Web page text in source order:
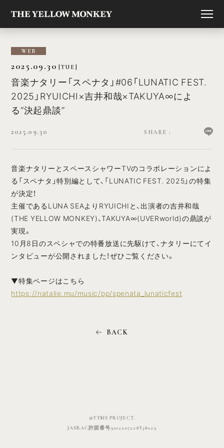
WEB
2025.09.30 [TUE]
音楽ナタリー「スペナタ」#06「LUNATIC FEST.
2025」RYUICHI×吉井和哉×TAKUYA∞によ
る“決起鼎談”
2025.09.30
音楽ナタリーとスペースシャワーTVのコラボレーションによ
る「スペナタ」特別編として、「LUNATIC FEST. 2025」の特集
が決定！
主催であるLUNA SEAよりRYUICHIと、出演者の吉井和哉
(THE YELLOW MONKEY)、TAKUYA∞(UVERworld)の鼎談が
実現。
10月8日のスペシャでの特番放送に先駆けて、ナタリーにてイ
ンタビューが公開されました！ぜひご覧ください。
▼特集ページはこちら
https://natalie.mu/music/pp/spenata_lunaticfest
©TYMS PROJECT.
JASRAC許諾番号9012207228Y38029